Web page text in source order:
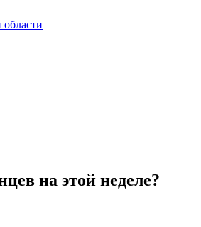
на этой неделе?